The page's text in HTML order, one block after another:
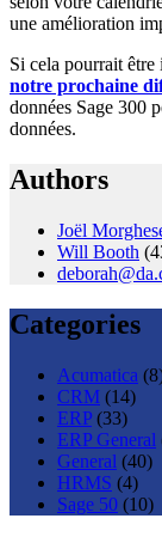
une amélioration
Si cela pourrait être
notre prochaine
données Sage 300
données.
Authors
Joël
Will Booth
Categories
Acumatica
CRM (14)
ERP (33)
ERP General
General (40)
HRMS (4)
Sage 50 (10)